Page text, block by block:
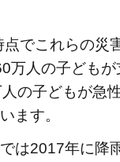
点でこれらの災
万人の子どもが
の子どもが急
ます。
は2017年に降